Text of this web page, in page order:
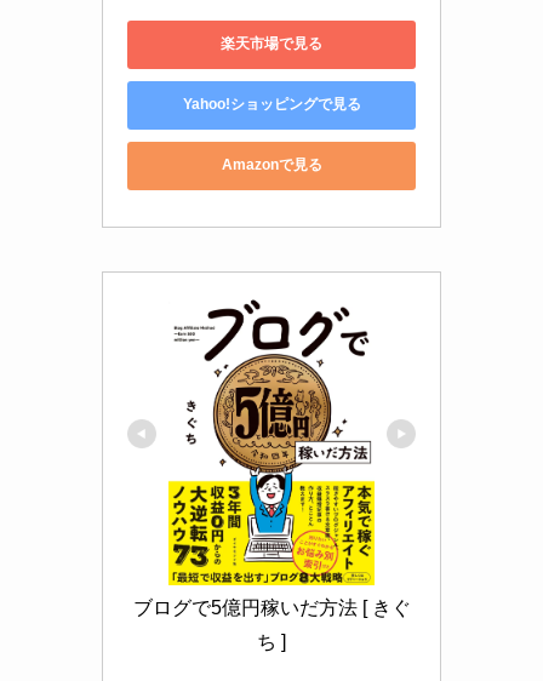
楽天市場で見る
Yahoo!ショッピングで見る
Amazonで見る
ブログで5億円稼いだ方法 [ きぐ
ち ]